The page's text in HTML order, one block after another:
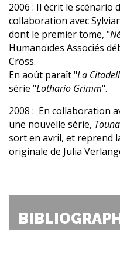
2006 : Il écrit le
collaboration avec
dont le premier tome, "
Humanoïdes Associés
Cross.
En août paraît "La
série "Lothario Grimm".
2008 : En collaboration
une nouvelle série,
sort en avril, et reprend
originale de Julia